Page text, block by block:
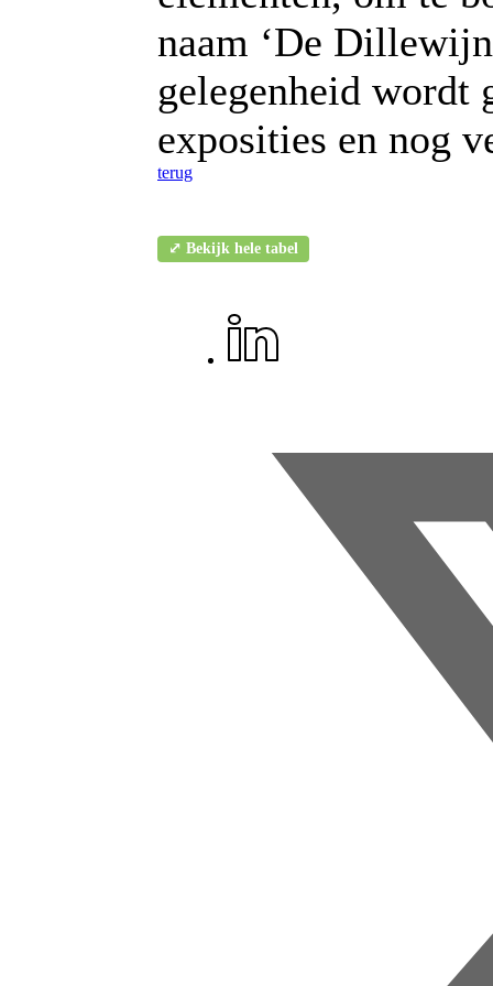
naam ‘De
gelegenheid wordt
exposities en nog
terug
⤢ Bekijk hele tabel